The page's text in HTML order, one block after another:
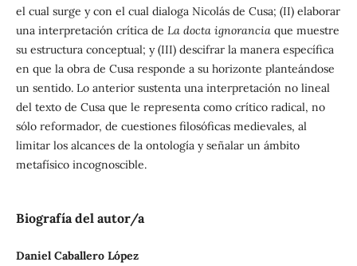
el cual surge y con el cual dialoga Nicolás de Cusa; (II) elaborar
una interpretación crítica de La docta ignoranciaque muestre
su estructura conceptual; y (III) descifrar la manera específica
en que la obra de Cusa responde a su horizonte planteándose
un sentido. Lo anterior sustenta una interpretación no lineal
del texto de Cusa que le representa como crítico radical, no
sólo reformador, de cuestiones filosóficas medievales, al
limitar los alcances de la ontología y señalar un ámbito
metafísico incognoscible.
Biografía del autor/a
Daniel Caballero López